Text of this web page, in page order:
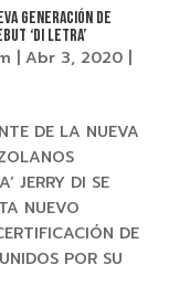
GENERACIÓN DE
‘DI LETRA’
Abr 3, 2020|
DE LA NUEVA
JERRY DI SE
NUEVO
DE
POR SU